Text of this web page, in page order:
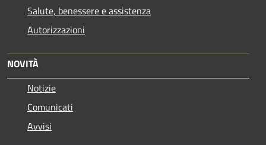
Salute, benessere e assistenza
Autorizzazioni
NOVITÀ
Notizie
Comunicati
Avvisi